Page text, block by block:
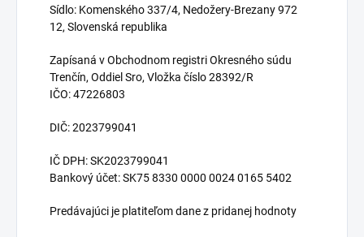
Sídlo: Komenského 337/4, Nedožery-Brezany 972
12, Slovenská republika
Zapísaná v Obchodnom registri Okresného súdu
Trenčín, Oddiel Sro, Vložka číslo 28392/R
IČO: 47226803
DIČ: 2023799041
IČ DPH: SK2023799041
Bankový účet: SK75 8330 0000 0024 0165 5402
Predávajúci je platiteľom dane z pridanej hodnoty